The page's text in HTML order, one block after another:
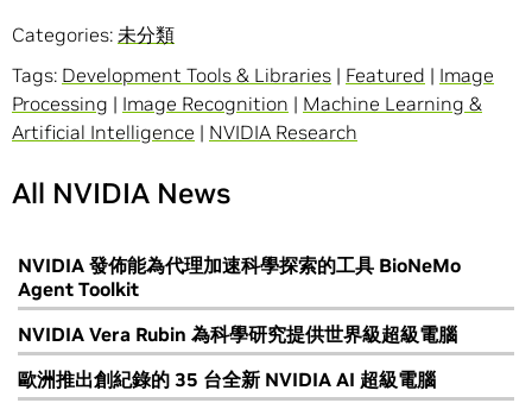
Categories: 未分類
Tags: Development Tools & Libraries | Featured | Image
Processing | Image Recognition | Machine Learning &
Artificial Intelligence | NVIDIA Research
All NVIDIA News
NVIDIA 發佈能為代理加速科學探索的工具 BioNeMo
Agent Toolkit
NVIDIA Vera Rubin 為科學研究提供世界級超級電腦
歐洲推出創紀錄的 35 台全新 NVIDIA AI 超級電腦